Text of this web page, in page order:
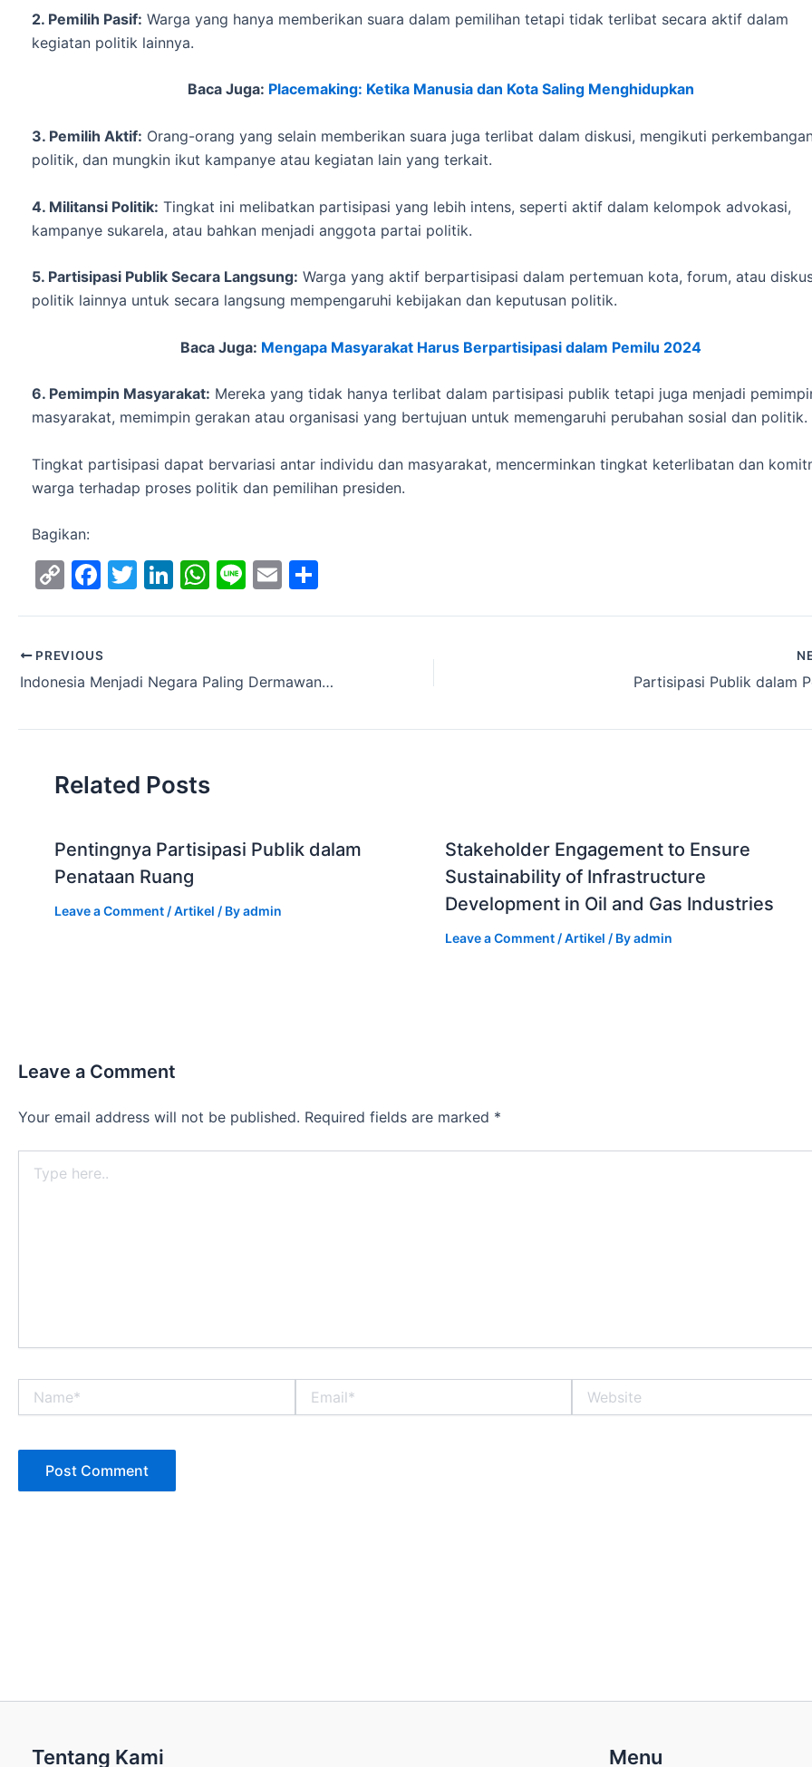
2. Pemilih Pasif: Warga yang hanya memberikan suara dalam pemilihan tetapi tidak terlibat secara aktif dalam
kegiatan politik lainnya.
Baca Juga: Placemaking: Ketika Manusia dan Kota Saling Menghidupkan
3. Pemilih Aktif: Orang-orang yang selain memberikan suara juga terlibat dalam diskusi, mengikuti
politik, dan mungkin ikut kampanye atau kegiatan lain yang terkait.
4. Militansi Politik: Tingkat ini melibatkan partisipasi yang lebih intens, seperti aktif dalam kelompok advokasi,
kampanye sukarela, atau bahkan menjadi anggota partai politik.
5. Partisipasi Publik Secara Langsung: Warga yang aktif berpartisipasi dalam pertemuan kota, forum, atau
politik lainnya untuk secara langsung mempengaruhi kebijakan dan keputusan politik.
Baca Juga: Mengapa Masyarakat Harus Berpartisipasi dalam Pemilu 2024
6. Pemimpin Masyarakat: Mereka yang tidak hanya terlibat dalam partisipasi publik tetapi juga menjadi
masyarakat, memimpin gerakan atau organisasi yang bertujuan untuk memengaruhi perubahan sosial dan politik.
Tingkat partisipasi dapat bervariasi antar individu dan masyarakat, mencerminkan tingkat keterlibatan dan
warga terhadap proses politik dan pemilihan presiden.
Bagikan:
C
y
Li
n
F
e
b
o
k
T
Li
dI
n
W
A
p
Li E
PREVIOUS
Indonesia Menjadi Negara Paling Dermawan, apa selanjutnya? Partisipasi Publik dalam
Related Posts
Pentingnya Partisipasi Publik dalam
Penataan Ruang
Leave a Comment /Artikel / Byadmin
Stakeholder Engagement to Ensure
Sustainability of Infrastructure
Development in Oil and Gas Industries
Leave a Comment /Artikel / Byadmin
Leave a Comment
Your email address will not be published. Required fields are marked *
here..
Tentang Kami Menu